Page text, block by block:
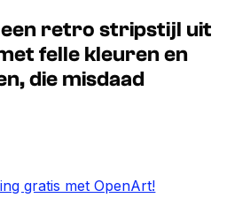
een retro stripstijl uit
felle kleuren en
die misdaad
gratis met OpenArt!